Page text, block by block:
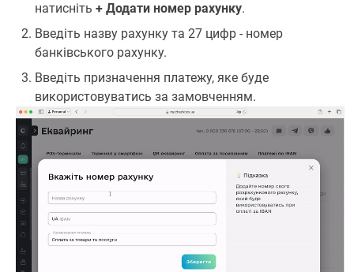
натисніть + Додати номер рахунку.
Введіть назву рахунку та 27 цифр - номер
банківського рахунку.
Введіть призначення платежу, яке буде
використовуватись за замовченням.